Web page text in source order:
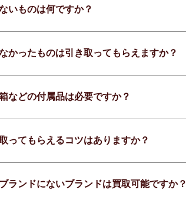
いものは何ですか？
かったものは引き取ってもらえますか？
などの付属品は必要ですか？
ってもらえるコツはありますか？
ランドにないブランドは買取可能ですか？